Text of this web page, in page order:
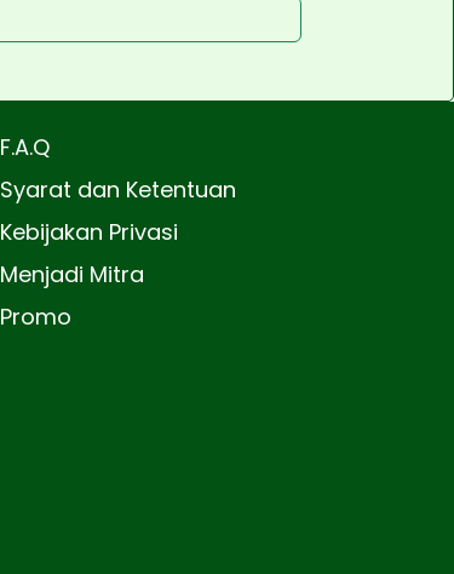
F.A.Q
Syarat dan Ketentuan
Kebijakan Privasi
Menjadi Mitra
Promo